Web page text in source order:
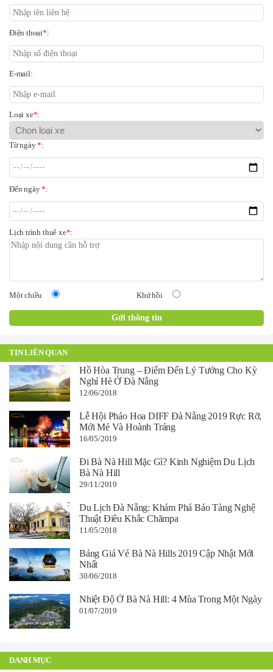
Điện thoại*:
E-mail:
Loại xe*:
Từ ngày*:
Đến ngày*:
Lịch trình thuê xe*:
Một chiều Khứ hồi
TIN LIÊN QUAN
Hồ Hòa Trung – Điểm Đến Lý Tưởng Cho Kỳ
Nghỉ Hè Ở Đà Nẵng
12/06/2018
Lễ Hội Pháo Hoa DIFF Đà Nẵng 2019 Rực Rỡ,
Mới Mẻ Và Hoành Tráng
16/05/2019
Đi Bà Nà Hill Mặc Gì? Kinh Nghiệm Du Lịch
Bà Nà Hill
29/11/2019
Du Lịch Đà Nẵng: Khám Phá Bảo Tàng Nghệ
Thuật Điêu Khắc Chămpa
11/05/2018
Bảng Giá Vé Bà Nà Hills 2019 Cập Nhật Mới
Nhất
30/06/2018
Nhiệt Độ Ở Bà Nà Hill: 4 Mùa Trong Một Ngày
01/07/2019
DANH MỤC